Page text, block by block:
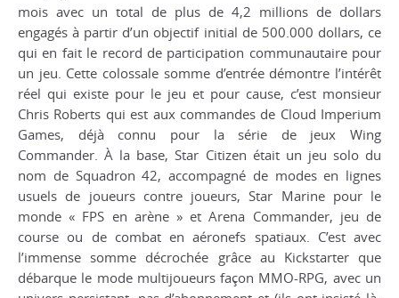
mois avec un total de plus de 4,2 millions de dollars
engagés à partir d’un objectif initial de 500.000 dollars, ce
qui en fait le record de participation communautaire pour
un jeu. Cette colossale somme d’entrée démontre l’intérêt
réel qui existe pour le jeu et pour cause, c’est monsieur
Chris Roberts qui est aux commandes de Cloud Imperium
Games, déjà connu pour la série de jeux Wing
Commander. À la base, Star Citizen était un jeu solo du
nom de Squadron 42, accompagné de modes en lignes
usuels de joueurs contre joueurs, Star Marine pour le
monde « FPS en arène » et Arena Commander, jeu de
course ou de combat en aéronefs spatiaux. C’est avec
l’immense somme décrochée grâce au Kickstarter que
débarque le mode multijoueurs façon MMO-RPG, avec un